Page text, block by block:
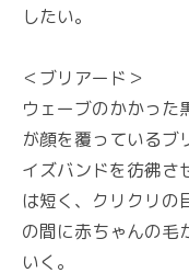
したい。
＜ブリアード＞
ウェーブのかかった
が顔を覆っているブ
イズバンドを彷彿さ
は短く、クリクリの
の間に赤ちゃんの毛
いく。